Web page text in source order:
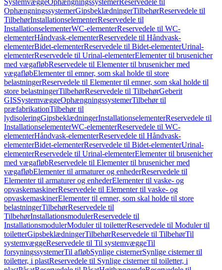
SystemvæggeOphængningssystemerReservedele til
OphængningssystemerGipsbeklædningerTilbehørReservedele til
TilbehørInstallationselementerReservedele til
InstallationselementerWC-elementerReservedele til WC-
elementerHåndvask-elementerReservedele til Håndvask-
elementerBidet-elementerReservedele til Bidet-elementerUrinal-
elementerReservedele til Urinal-elementerElementer til brusenicher
med vægafløbReservedele til Elementer til brusenicher med
vægafløbElementer til emner, som skal holde til store
belastningerReservedele til Elementer til emner, som skal holde til
store belastningerTilbehørReservedele til TilbehørGeberit
GISSystemvæggeOphængningssystemerTilbehør til
præfabrikationTilbehør til
lydisoleringGipsbeklædningerInstallationselementerReservedele til
InstallationselementerWC-elementerReservedele til WC-
elementerHåndvask-elementerReservedele til Håndvask-
elementerBidet-elementerReservedele til Bidet-elementerUrinal-
elementerReservedele til Urinal-elementerElementer til brusenicher
med vægafløbReservedele til Elementer til brusenicher med
vægafløbElementer til armaturer og enhederReservedele til
Elementer til armaturer og enhederElementer til vaske- og
opvaskemaskinerReservedele til Elementer til vaske- og
opvaskemaskinerElementer til emner, som skal holde til store
belastningerTilbehørReservedele til
TilbehørInstallationsmodulerReservedele til
InstallationsmodulerModuler til toiletterReservedele til Moduler til
toiletterGipsbeklædningerTilbehørReservedele til TilbehørTil
systemvæggeReservedele til Til systemvæggeTil
forsyningssystemerTil afløbSynlige cisternerSynlige cisterner til
toiletter, i plastReservedele til Synlige cisterner til toiletter, i